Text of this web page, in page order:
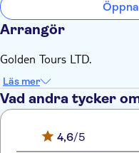
Arrangör
Golden Tours LTD.
Läs mer
Vad andra tycker
4,6/5